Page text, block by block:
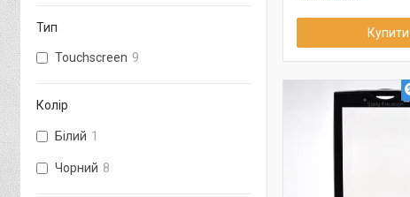
Купити
Тип
Touchscreen 9
Колір
Білий 1
Чорний 8